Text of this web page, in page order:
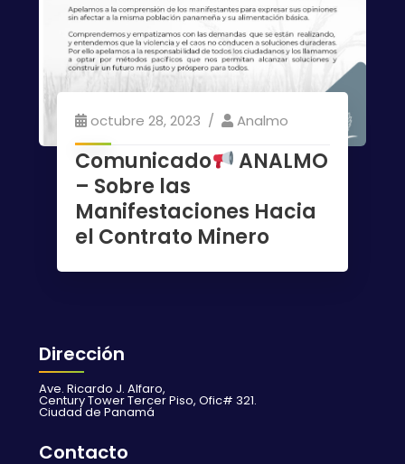
octubre 28, 2023 Analmo
Comunicado
ANALMO
– Sobre las
Manifestaciones Hacia
el Contrato Minero
Dirección
Ave. Ricardo J. Alfaro,
Century Tower Tercer Piso, Ofic# 321.
Ciudad de Panamá
Contacto